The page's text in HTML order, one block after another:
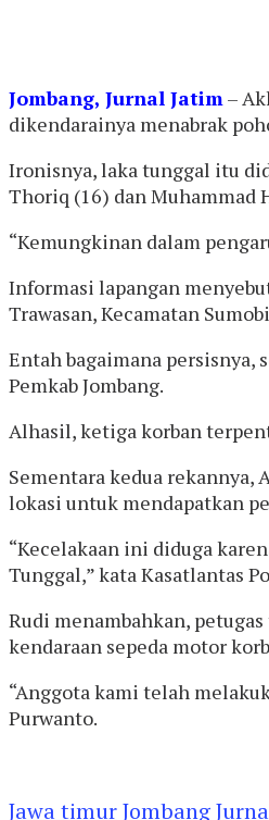
Jombang, Jurnal Jatim –
dikendarainya menabrak
Ironisnya, laka tunggal itu
Thoriq (16) dan Muhammad
“Kemungkinan dalam
Informasi lapangan
Trawasan, Kecamatan
Entah bagaimana
Pemkab Jombang.
Alhasil, ketiga korban
Sementara kedua rekannya,
lokasi untuk mendapatkan
“Kecelakaan ini diduga
Tunggal,” kata Kasatlantas
Rudi menambahkan,
kendaraan sepeda motor
“Anggota kami telah
Purwanto.
Jawa timurJombang